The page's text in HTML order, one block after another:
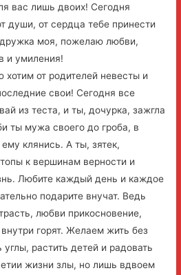
вас лишь двоих! Сегодня
души, от сердца тебе принести
моя, пожелаю любви,
и умиления!
хотим от родителей невесты и
свои! Сегодня все
из теста, и ты, дочурка, зажгла
ты мужа своего до гроба, в
клянись. А ты, зятек,
к вершинам верности и
Любите каждый день и каждое
подарите внучат. Ведь
любви прикосновение,
внутри горят. Желаем жить без
углы, растить детей и радовать
жизни злы, но лишь вдвоем